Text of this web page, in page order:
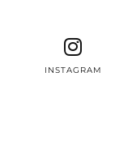
INSTAGRAM